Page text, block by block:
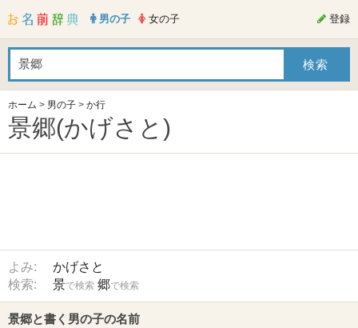
男の子 女の子 登録
ホーム > 男の子 > か行
景郷(かげさと)
よみ:
かげさと
検索:
景で検索 郷で検索
景郷と書く男の子の名前